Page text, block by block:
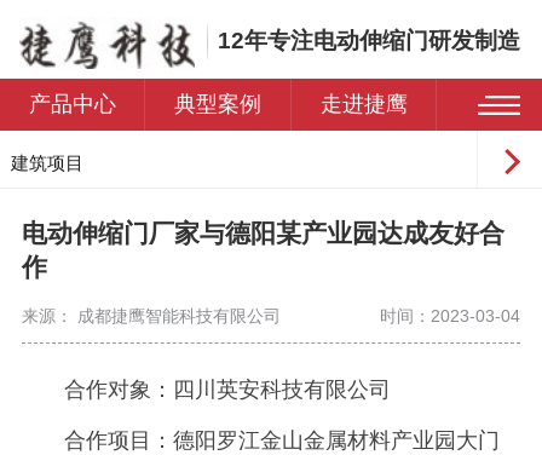
12年专注电动伸缩门研发制造
产品中心 典型案例 走进捷鹰
建筑项目
学校
电动伸缩门厂家与德阳某产业园达成友好合
作
来源： 成都捷鹰智能科技有限公司 时间：2023-03-04
合作对象：四川英安科技有限公司
合作项目：德阳罗江金山金属材料产业园大门